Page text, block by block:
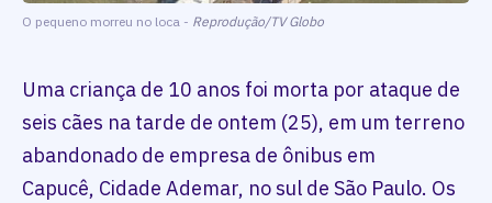
O pequeno morreu no loca - Reprodução/TV Globo
Uma criança de 10 anos foi morta por ataque de
seis cães na tarde de ontem (25), em um terreno
abandonado de empresa de ônibus em
Capucê, Cidade Ademar, no sul de São Paulo. Os